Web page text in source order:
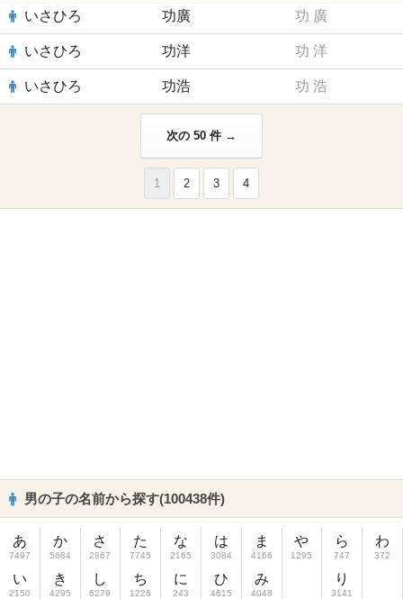
いさひろ 功廣 功 廣
いさひろ 功洋 功 洋
いさひろ 功浩 功 浩
次の 50 件 →
1 2 3 4
男の子の名前から探す(100438件)
あ
7497
い
2150
か
5684
き
4295
さ
2867
し
6279
た
7745
ち
1226
な
2165
に
243
は
3084
ひ
4615
ま
4166
み
4048
や
1295
ら
747
り
3141
わ
372